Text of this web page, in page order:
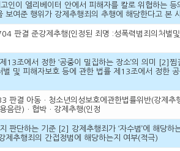
인이 엘리베이터 안에서 피해자를 칼로 위협하는
여준 행위가 강제추행죄의 추행에 해당한다고 본
결 준강제추행{인정된 죄명 :성폭력범죄의처벌및
조에서 정한 ‘공중이 밀집하는 장소’의 의미 [2]찜
및 피해자보호 등에 관한 법률 제13조에서 정한
결 아동ㆍ청소년의성보호에관한법률위반(강제추
음란)ㆍ협박ㆍ강제추행(인정
판단하는 기준 [2] 강제추행죄가 ‘자수범’에 해당
추행죄의 간접정범에 해당하는지 여부(적극)